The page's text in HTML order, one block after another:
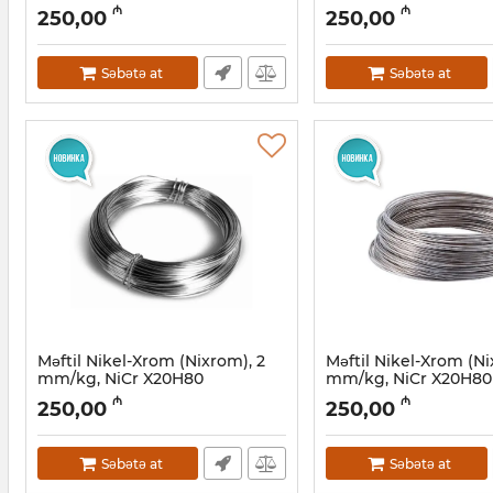
Artikul: 003002037
250,00 ₼
Səbətə at
Artikul: 003002036
250,00 ₼
Səbətə at
Məftil Nikel-Xrom (Nixrom), 2
mm/kg, NiCr X20H80
Artikul: 003002033
250,00 ₼
Səbətə at
Məftil Nikel-Xrom
mm/kg, NiCr X20H80
Artikul: 003002032
250,00 ₼
Səbətə at